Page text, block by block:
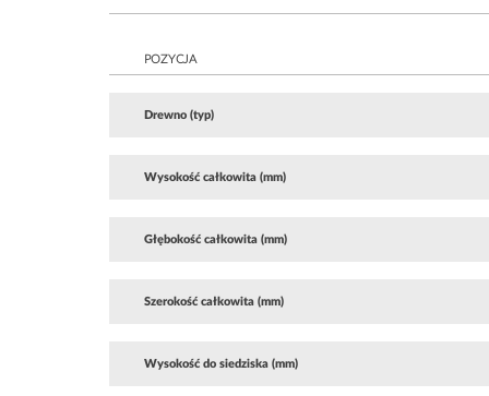
POZYCJA
Drewno (typ)
Wysokość całkowita (mm)
Głębokość całkowita (mm)
Szerokość całkowita (mm)
Wysokość do siedziska (mm)